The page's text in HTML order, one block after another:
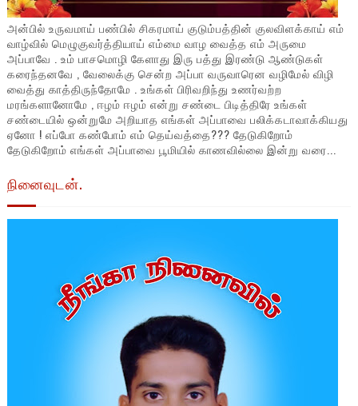
அன்பில் உருவமாய் பண்பில் சிகரமாய் குடும்பத்தின் குலவிளக்காய் எம்
வாழ்வில் மெழுகுவர்த்தியாய் எம்மை வாழ வைத்த எம் அருமை
அப்பாவே . உம் பாசமொழி கேளாது இரு பத்து இரண்டு ஆண்டுகள்
கரைந்தனவே , வேலைக்கு சென்ற அப்பா வருவாரென வழிமேல் விழி
வைத்து காத்திருந்தோமே . உங்கள் பிரிவறிந்து உணர்வற்ற
மரங்களானோமே , ஈழம் ஈழம் என்று சண்டை பிடித்திரே உங்கள்
சண்டையில் ஒன்றுமே அறியாத எங்கள் அப்பாவை பலிக்கடாவாக்கியது
ஏனோ ! எப்போ கண்போம் எம் தெய்வத்தை??? தேடுகிறோம்
தேடுகிறோம் எங்கள் அப்பாவை பூமியில் காணவில்லை இன்று வரை...
நினைவுடன்.